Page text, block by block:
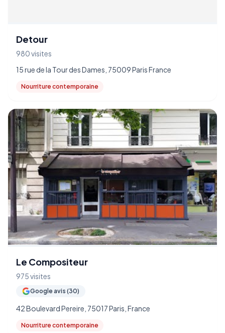
Detour
980 visites
15 rue de la Tour des Dames, 75009 Paris France
Nourriture contemporaine
Le Compositeur
975 visites
Google avis (30)
42 Boulevard Pereire, 75017 Paris, France
Nourriture contemporaine